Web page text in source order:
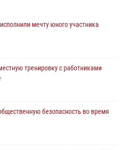
гражданского оружия в связи с
состоялся молебен,
Руси
за прошедшую неделю совершили
«Тревога»
мечту юного участника
тренировку с работниками
безопасность во время